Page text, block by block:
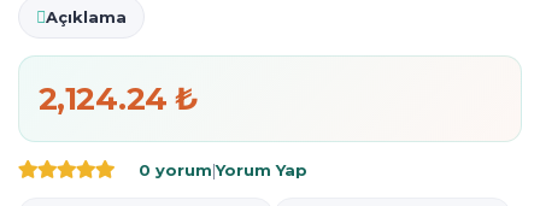
Açıklama
2,124.24 ₺
0 yorum|Yorum Yap